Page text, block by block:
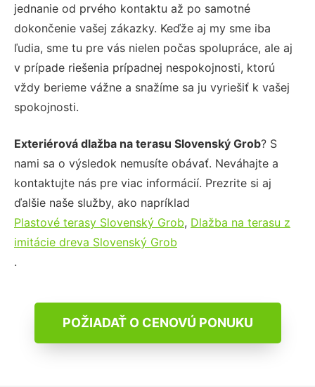
jednanie od prvého kontaktu až po samotné
dokončenie vašej zákazky. Keďže aj my sme iba
ľudia, sme tu pre vás nielen počas spolupráce, ale aj
v prípade riešenia prípadnej nespokojnosti, ktorú
vždy berieme vážne a snažíme sa ju vyriešiť k vašej
spokojnosti.
Exteriérová dlažba na terasu Slovenský Grob? S
nami sa o výsledok nemusíte obávať. Neváhajte a
kontaktujte nás pre viac informácií. Prezrite si aj
ďalšie naše služby, ako napríklad
Plastové terasy Slovenský Grob, Dlažba na terasu z
imitácie dreva Slovenský Grob
.
POŽIADAŤ O CENOVÚ PONUKU